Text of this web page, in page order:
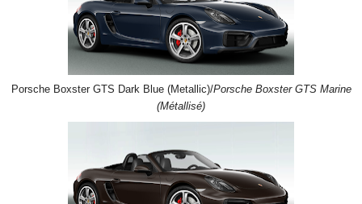
Porsche Boxster GTS Dark Blue (Metallic)/Porsche Boxster GTS Marine
(Métallisé)